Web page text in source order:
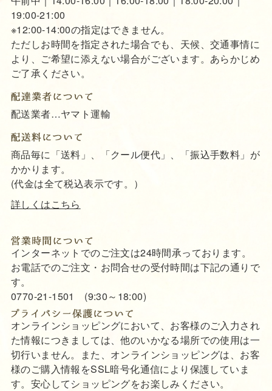
19:00-21:00
※12:00-14:00の指定はできません。
ただしお時間を指定された場合でも、天候、交通事情に
より、ご希望に添えない場合がございます。あらかじめ
ご了承ください。
配送業者…ヤマト運輸
商品毎に「送料」、「クール便代」、「振込手数料」が
かかります。
(代金は全て税込表示です。）
詳しくはこちら
インターネットでのご注文は24時間承っております。
お電話でのご注文・お問合せの受付時間は下記の通りで
す。
0770-21-1501 (9:30～18:00)
オンラインショッピングにおいて、お客様のご入力され
た情報につきましては、他のいかなる場所での使用は一
切行いません。また、オンラインショッピングは、お客
様のご購入情報をSSL暗号化通信により保護していま
す。安心してショッピングをお楽しみください。